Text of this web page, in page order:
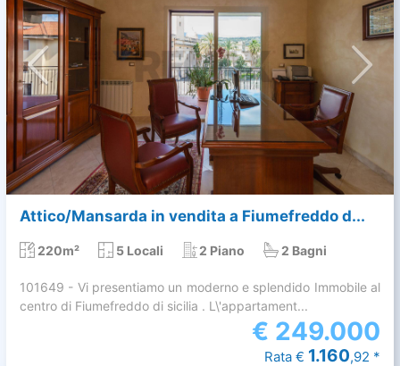
Attico/Mansarda in vendita a Fiumefreddo d...
220m² 5 Locali 2 Piano 2 Bagni
101649 - Vi presentiamo un moderno e splendido Immobile al
centro di Fiumefreddo di sicilia . L\'appartament...
€ 249.000
Rata € 1.160,92 *